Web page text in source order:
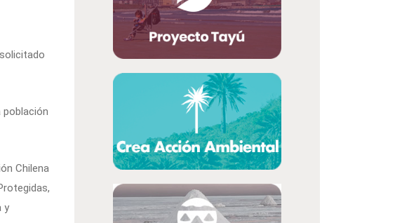
Chilena
y